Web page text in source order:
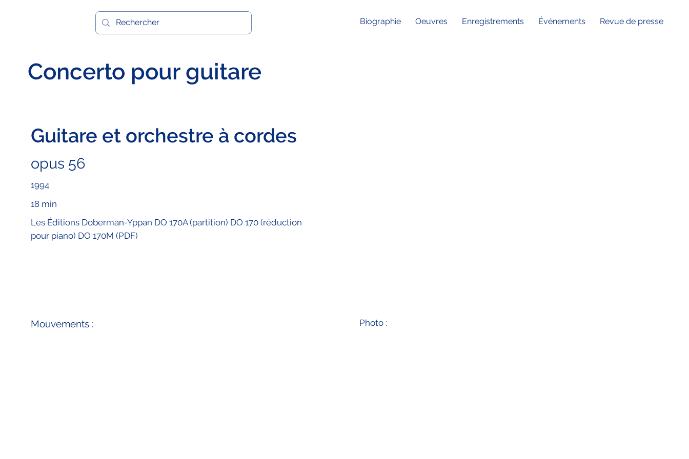
Biographie Oeuvres Enregistrements Événements Revue de presse
Concerto pour guitare
Guitare et orchestre à cordes
opus 56
1994
Les Éditions Doberman-Yppan DO 170A (partition) DO 170 (réduction
pour piano) DO 170M (PDF)
18 min
Mouvements : Photo :